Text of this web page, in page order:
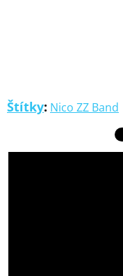
Štítky: Nico ZZ Band